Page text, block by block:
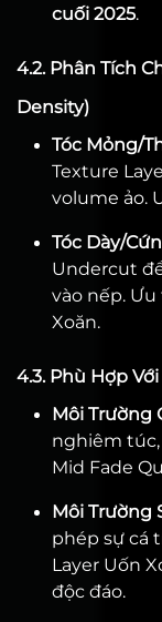
cuối 2025.
4.2. Phân Tích
Density)
Tóc Mỏng/
Texture
volume ảo.
Tóc Dày/
Undercut
vào nếp.
Xoăn.
4.3. Phù Hợp
Môi Trường
nghiêm túc,
Mid Fade
Môi Trường
phép sự cá
Layer Uốn
độc đáo.